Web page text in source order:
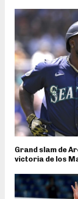
Grand slam de
victoria de los